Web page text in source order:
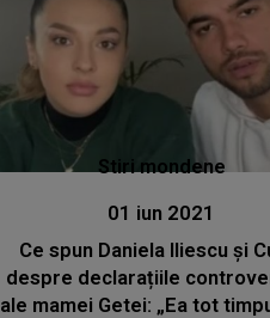
Stiri mondene
01 iun 2021
Ce spun Daniela Iliescu și
despre declarațiile
ale mamei Getei: „Ea tot